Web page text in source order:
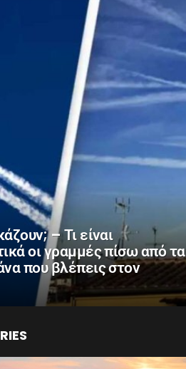
– Τι είναι
οι γραμμές πίσω από τα
που βλέπεις στον